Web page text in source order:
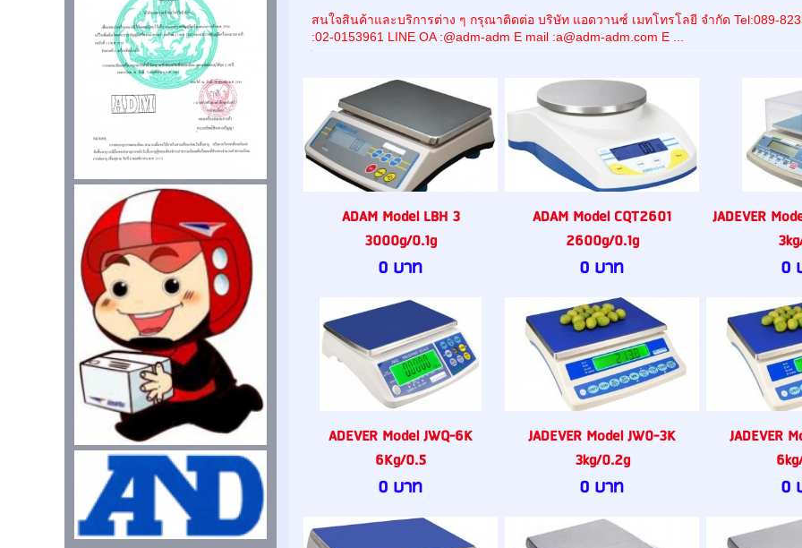
สนใจสินค้าและบริการต่าง ๆ กรุณาติดต่อ บริษัท แอดวานซ์ เมทโทรโลยี จำกัด Tel:089-
:02-0153961 LINE OA :@adm-adm E mail :a@adm-adm.com E ...
ADAM Model LBH 3
3000g/0.1g
0 บาท
ADAM Model CQT2601
2600g/0.1g
0 บาท
JADEVER
0
ADEVER Model JWQ-6K
6Kg/0.5
0 บาท
JADEVER Model JW0-3K
3kg/0.2g
0 บาท
JADEVER
0